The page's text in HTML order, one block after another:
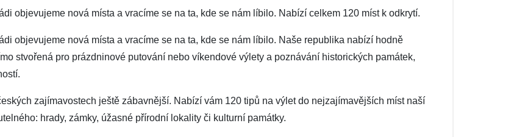
objevujeme nová místa a vracíme se na ta, kde se nám líbilo. Nabízí celkem 120 míst k odkrytí.
objevujeme nová místa a vracíme se na ta, kde se nám líbilo. Naše republika nabízí hodně
stvořená pro prázdninové putování nebo víkendové výlety a poznávání historických památek,
zajímavostech ještě zábavnější. Nabízí vám 120 tipů na výlet do nejzajímavějších míst naší
hrady, zámky, úžasné přírodní lokality či kulturní památky.